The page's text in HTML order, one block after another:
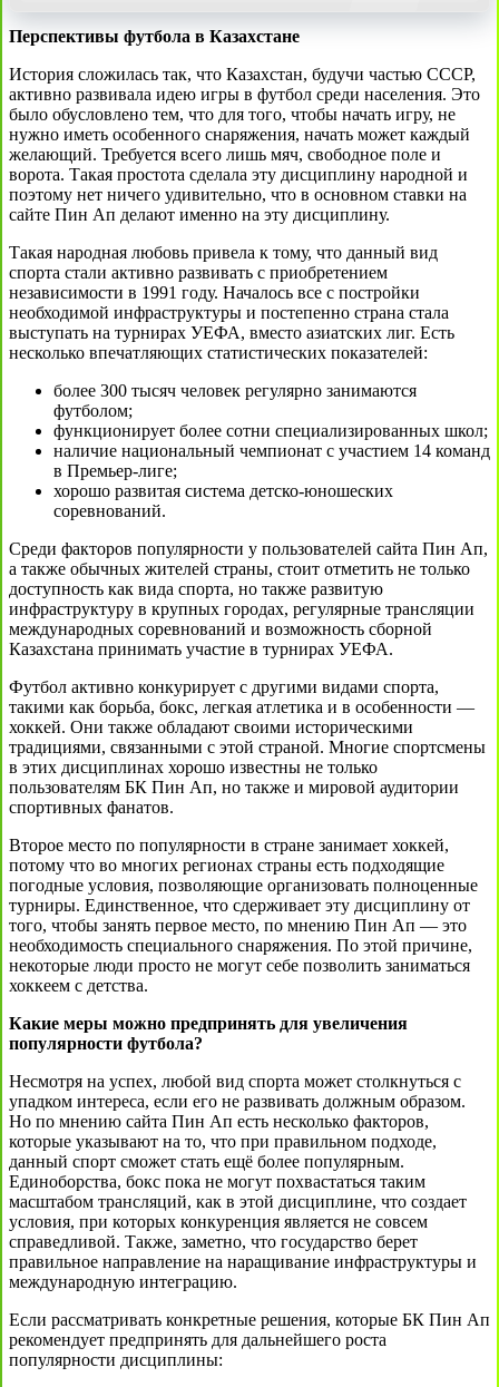
Перспективы футбола в Казахстане
История сложилась так, что Казахстан, будучи частью СССР,
активно развивала идею игры в футбол среди населения. Это
было обусловлено тем, что для того, чтобы начать игру, не
нужно иметь особенного снаряжения, начать может каждый
желающий. Требуется всего лишь мяч, свободное поле и
ворота. Такая простота сделала эту дисциплину народной и
поэтому нет ничего удивительно, что в основном ставки на
сайте Пин Ап делают именно на эту дисциплину.
Такая народная любовь привела к тому, что данный вид
спорта стали активно развивать с приобретением
независимости в 1991 году. Началось все с постройки
необходимой инфраструктуры и постепенно страна стала
выступать на турнирах УЕФА, вместо азиатских лиг. Есть
несколько впечатляющих статистических показателей:
более 300 тысяч человек регулярно занимаются
футболом;
функционирует более сотни специализированных школ;
наличие национальный чемпионат с участием 14 команд
в Премьер-лиге;
хорошо развитая система детско-юношеских
соревнований.
Среди факторов популярности у пользователей сайта Пин Ап,
а также обычных жителей страны, стоит отметить не только
доступность как вида спорта, но также развитую
инфраструктуру в крупных городах, регулярные трансляции
международных соревнований и возможность сборной
Казахстана принимать участие в турнирах УЕФА.
Футбол активно конкурирует с другими видами спорта,
такими как борьба, бокс, легкая атлетика и в особенности —
хоккей. Они также обладают своими историческими
традициями, связанными с этой страной. Многие спортсмены
в этих дисциплинах хорошо известны не только
пользователям БК Пин Ап, но также и мировой аудитории
спортивных фанатов.
Второе место по популярности в стране занимает хоккей,
потому что во многих регионах страны есть подходящие
погодные условия, позволяющие организовать полноценные
турниры. Единственное, что сдерживает эту дисциплину от
того, чтобы занять первое место, по мнению Пин Ап — это
необходимость специального снаряжения. По этой причине,
некоторые люди просто не могут себе позволить заниматься
хоккеем с детства.
Какие меры можно предпринять для увеличения
популярности футбола?
Несмотря на успех, любой вид спорта может столкнуться с
упадком интереса, если его не развивать должным образом.
Но по мнению сайта Пин Ап есть несколько факторов,
которые указывают на то, что при правильном подходе,
данный спорт сможет стать ещё более популярным.
Единоборства, бокс пока не могут похвастаться таким
масштабом трансляций, как в этой дисциплине, что создает
условия, при которых конкуренция является не совсем
справедливой. Также, заметно, что государство берет
правильное направление на наращивание инфраструктуры и
международную интеграцию.
Если рассматривать конкретные решения, которые БК Пин Ап
рекомендует предпринять для дальнейшего роста
популярности дисциплины: